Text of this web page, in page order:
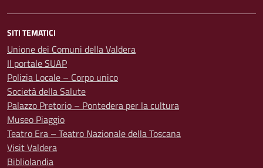
SITI TEMATICI
Unione dei Comuni della Valdera
Il portale SUAP
Polizia Locale – Corpo unico
Società della Salute
Palazzo Pretorio – Pontedera per la cultura
Museo Piaggio
Teatro Era – Teatro Nazionale della Toscana
Visit Valdera
Bibliolandia